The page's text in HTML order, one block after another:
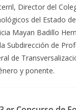
Director del
del Estado
Mayan Badillo
Subdirección de
de
y ponente.